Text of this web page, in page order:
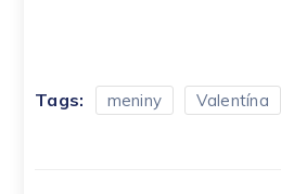
Tags: meniny Valentína